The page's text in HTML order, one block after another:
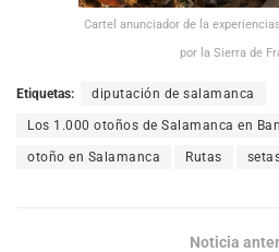
Cartel anunciador de la
por la Sierra de
Etiquetas: diputación de salamanca
Los 1.000 otoños de Salamanca en
otoño en Salamanca Rutas
Noticia